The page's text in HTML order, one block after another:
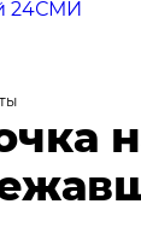
24СМИ